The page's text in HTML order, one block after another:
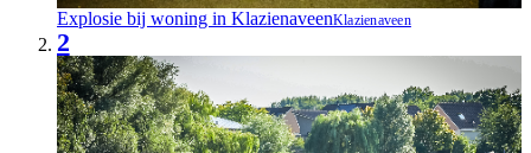
Explosie bij woning in KlazienaveenKlazienaveen
2